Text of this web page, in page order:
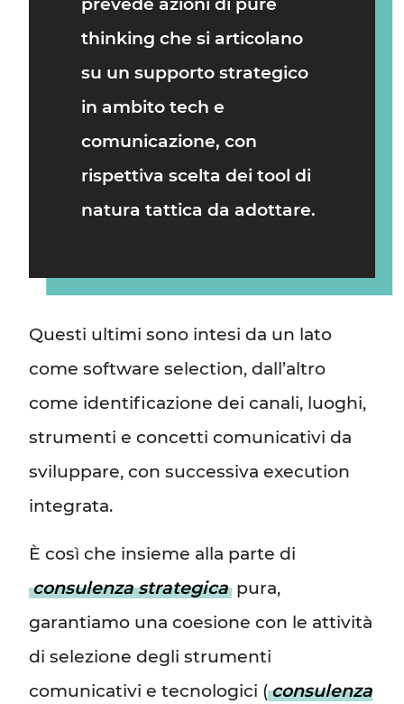
thinking che si articolano
su un supporto strategico
in ambitotech e
comunicazione, con
rispettiva scelta dei tool di
natura tattica da adottare.
Questi ultimi sono intesi da un lato
come software selection, dall’altro
come identificazione dei canali, luoghi,
strumenti e concetti comunicativi da
sviluppare, con successiva execution
integrata.
È così che insieme alla parte di
consulenza strategica pura,
garantiamo una coesione con le attività
di selezione degli strumenti
comunicativi e tecnologici (consulenza